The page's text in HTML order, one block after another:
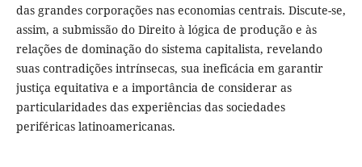
das grandes corporações nas economias centrais. Discute-se,
assim, a submissão do Direito à lógica de produção e às
relações de dominação do sistema capitalista, revelando
suas contradições intrínsecas, sua ineficácia em garantir
justiça equitativa e a importância de considerar as
particularidades das experiências das sociedades
periféricas latinoamericanas.